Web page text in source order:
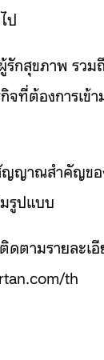
ป
กสุขภาพ รว
ต้องการเข้า
ญญาณสำคัญข
รูปแบบ
ตามรายละเ
th